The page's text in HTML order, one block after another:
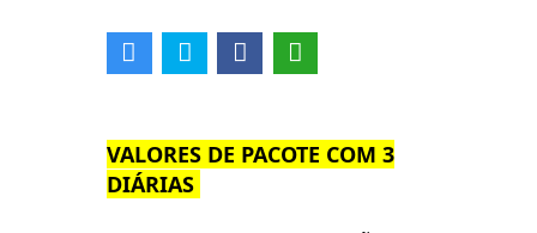
VALORES DE PACOTE COM 3
DIÁRIAS